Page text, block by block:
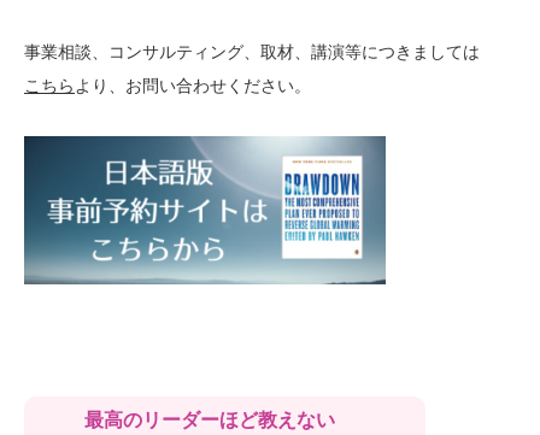
事業相談、コンサルティング、取材、講演等につきましては
こちらより、お問い合わせください。
最高のリーダーほど教えない